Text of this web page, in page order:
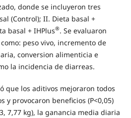
donde se incluyeron tres
(Control); II. Dieta basal +
basal + IHPlus®. Se evaluaron
peso vivo, incremento de
conversion alimenticia e
la incidencia de diarreas.
que los aditivos mejoraron todos
y provocaron beneficios (P<0,05)
7,77 kg), la ganancia media diaria